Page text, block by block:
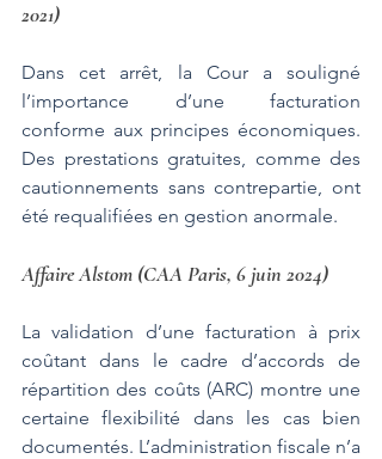
2021)
Dans cet arrêt, la Cour a souligné
l’importance d’une facturation
conforme aux principes économiques.
Des prestations gratuites, comme des
cautionnements sans contrepartie, ont
été requalifiées en gestion anormale​.
Affaire Alstom (CAA Paris, 6 juin 2024)
La validation d’une facturation à prix
coûtant dans le cadre d’accords de
répartition des coûts (ARC) montre une
certaine flexibilité dans les cas bien
documentés. L’administration fiscale n’a